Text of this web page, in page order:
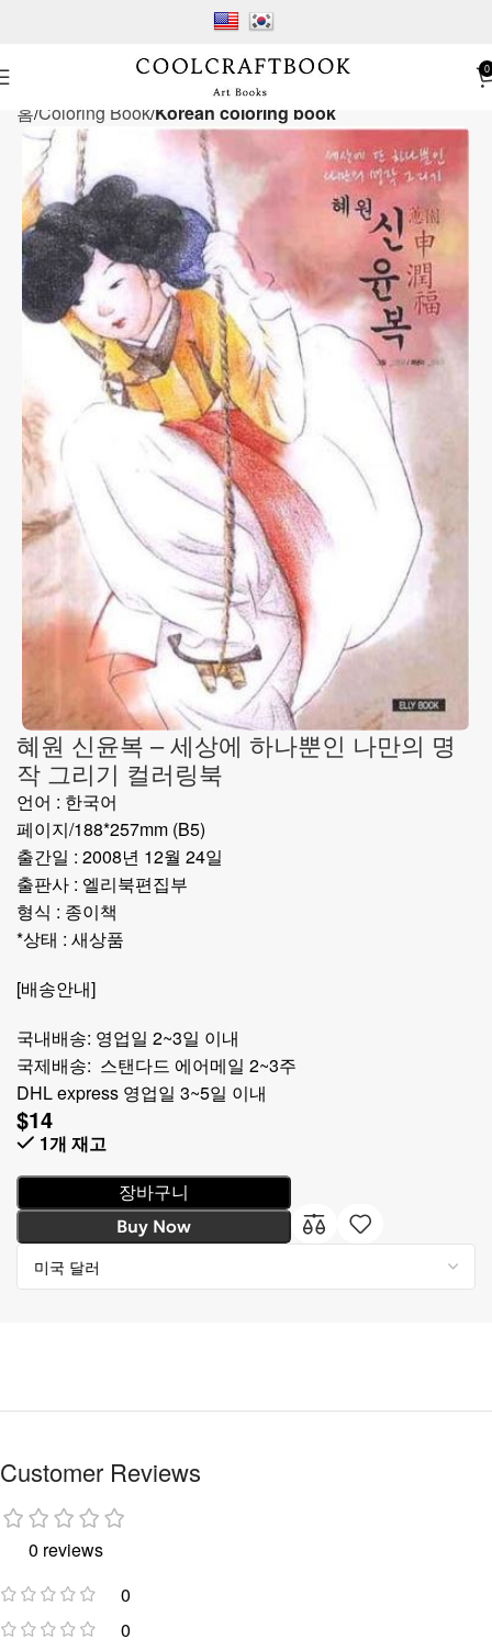
0
홈 Coloring Book Korean coloring book
혜원 신윤복 – 세상에 하나뿐인 나만의 명
작 그리기 컬러링북
언어 : 한국어
페이지/188*257mm (B5)
출간일 : 2008년 12월 24일
출판사 : 엘리북편집부
형식 : 종이책
*상태 : 새상품
[배송안내]
국내배송: 영업일 2~3일 이내
국제배송: 스탠다드 에어메일 2~3주
DHL express 영업일 3~5일 이내
$14
1개 재고
장바구니
Buy Now
Customer Reviews
0 reviews
0
0